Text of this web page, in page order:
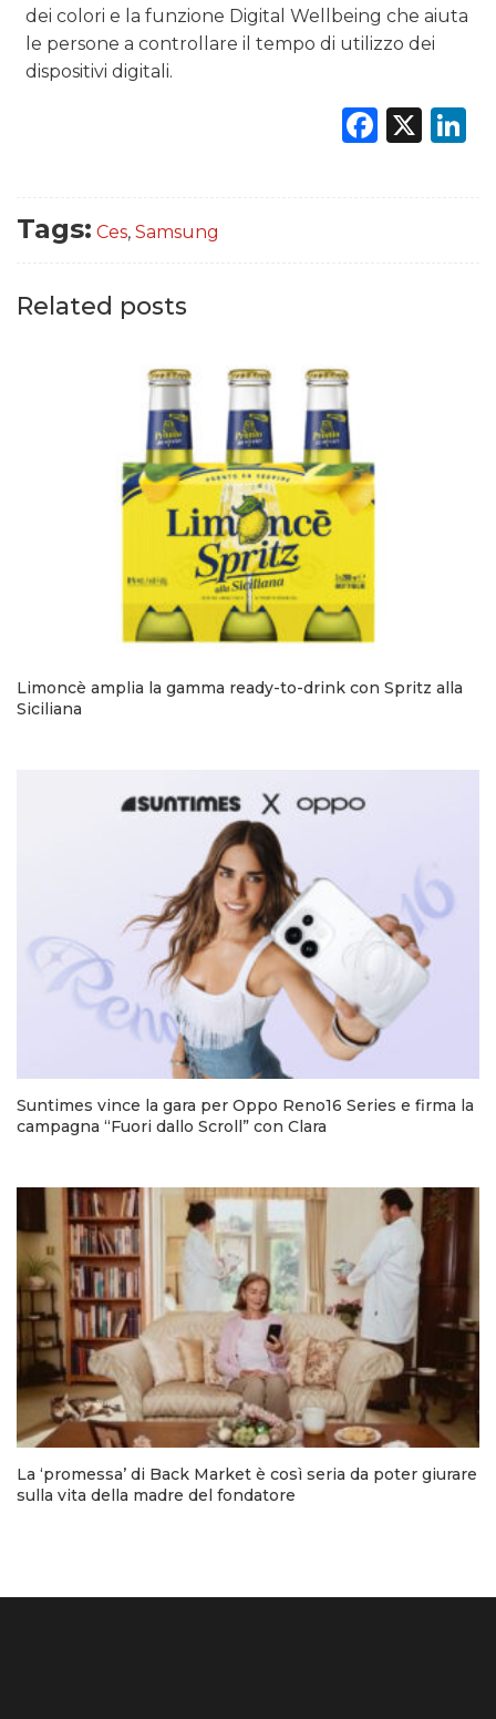
dei colori e la funzione Digital Wellbeing che aiuta
le persone a controllare il tempo di utilizzo dei
dispositivi digitali.
X
Tags: Ces, Samsung
Related posts
Limoncè amplia la gamma ready-to-drink con Spritz alla
Siciliana
Suntimes vince la gara per Oppo Reno16 Series e firma la
campagna “Fuori dallo Scroll” con Clara
La ‘promessa’ di Back Market è così seria da poter giurare
sulla vita della madre del fondatore